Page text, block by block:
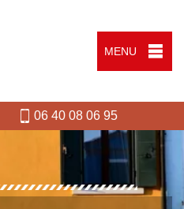
MENU
06 40 08 06 95